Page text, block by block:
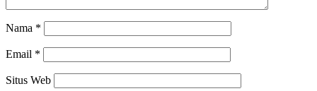
Nama *
Email *
Situs Web